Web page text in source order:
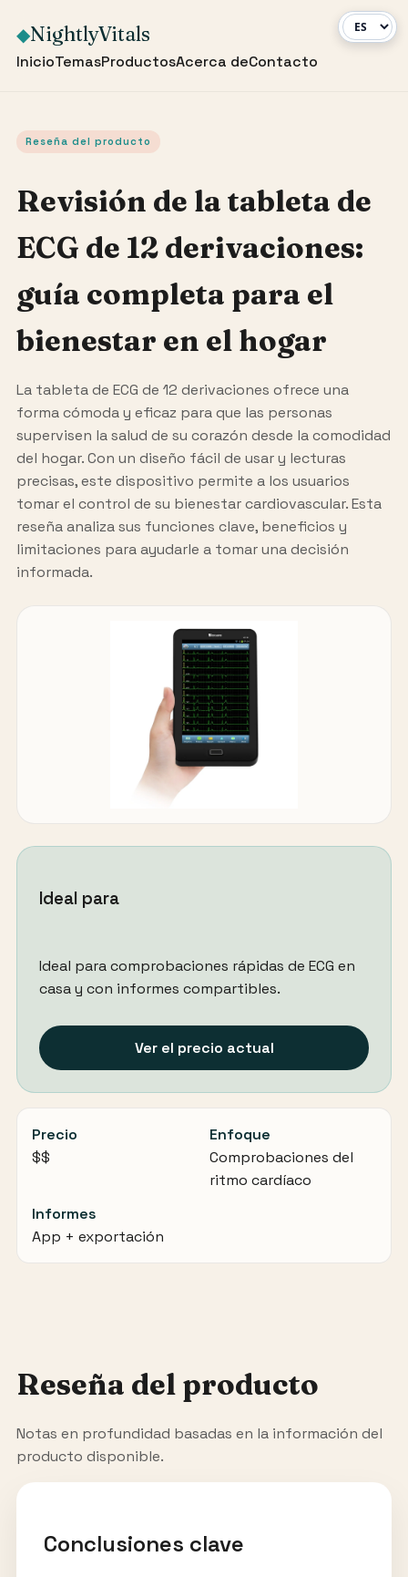
◆NightlyVitals
InicioTemasProductosAcerca deContacto
Reseña del producto
Revisión de la tableta de
ECG de 12 derivaciones:
guía completa para el
bienestar en el hogar
La tableta de ECG de 12 derivaciones ofrece una
forma cómoda y eficaz para que las personas
supervisen la salud de su corazón desde la comodidad
del hogar. Con un diseño fácil de usar y lecturas
precisas, este dispositivo permite a los usuarios
tomar el control de su bienestar cardiovascular. Esta
reseña analiza sus funciones clave, beneficios y
limitaciones para ayudarle a tomar una decisión
informada.
Ideal para
Ideal para comprobaciones rápidas de ECG en
casa y con informes compartibles.
Ver el precio actual
Precio
$$
Enfoque
Comprobaciones del
ritmo cardíaco
Informes
App + exportación
Reseña del producto
Notas en profundidad basadas en la información del
producto disponible.
Conclusiones clave